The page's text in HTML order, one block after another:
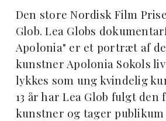
Den store Nordisk Film
Glob. Lea Globs
Apolonia" er et portræt af
kunstner Apolonia Sokols
lykkes som ung kvindelig
13 år har Lea Glob fulgt den
kunstner og tager publikum